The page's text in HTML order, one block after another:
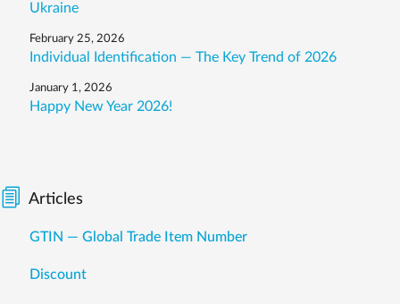
Ukraine
February 25, 2026
Individual Identification — The Key Trend of 2026
January 1, 2026
Happy New Year 2026!
Articles
GTIN — Global Trade Item Number
Discount